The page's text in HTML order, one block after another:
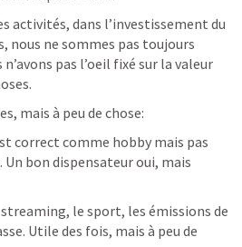
activités, dans l’investissement du
nous ne sommes pas toujours
pas l’oeil fixé sur la valeur
mais à peu de chose:
correct comme hobby mais pas
bon dispensateur oui, mais
streaming, le sport, les émissions de
Utile des fois, mais à peu de